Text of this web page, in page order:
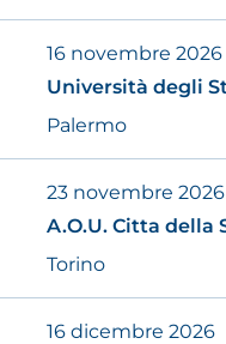
16 novembre 2026
Università degli
Palermo
23 novembre 2026
A.O.U. Citta della
Torino
16 dicembre 2026